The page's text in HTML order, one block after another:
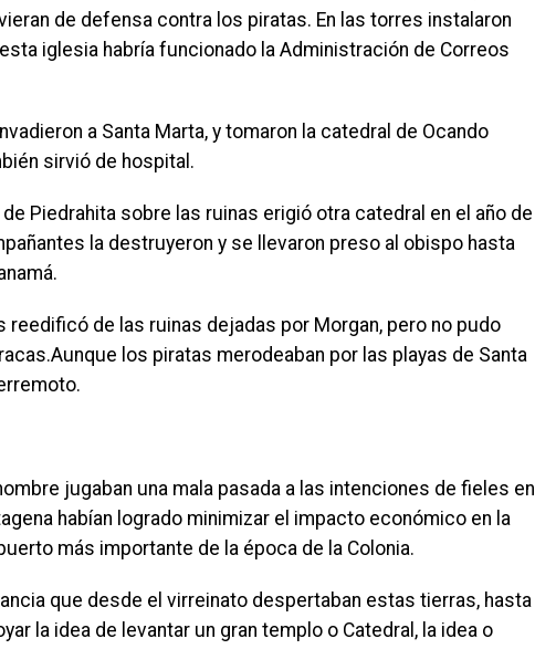
de defensa contra los piratas. En las torres instalaron
iglesia habría funcionado la Administración de Correos
a Santa Marta, y tomaron la catedral de Ocando
sirvió de hospital.
Piedrahita sobre las ruinas erigió otra catedral en el año de
la destruyeron y se llevaron preso al obispo hasta
reedificó de las ruinas dejadas por Morgan, pero no pudo
los piratas merodeaban por las playas de Santa
jugaban una mala pasada a las intenciones de fieles en
habían logrado minimizar el impacto económico en la
más importante de la época de la Colonia.
que desde el virreinato despertaban estas tierras, hasta
la idea de levantar un gran templo o Catedral, la idea o